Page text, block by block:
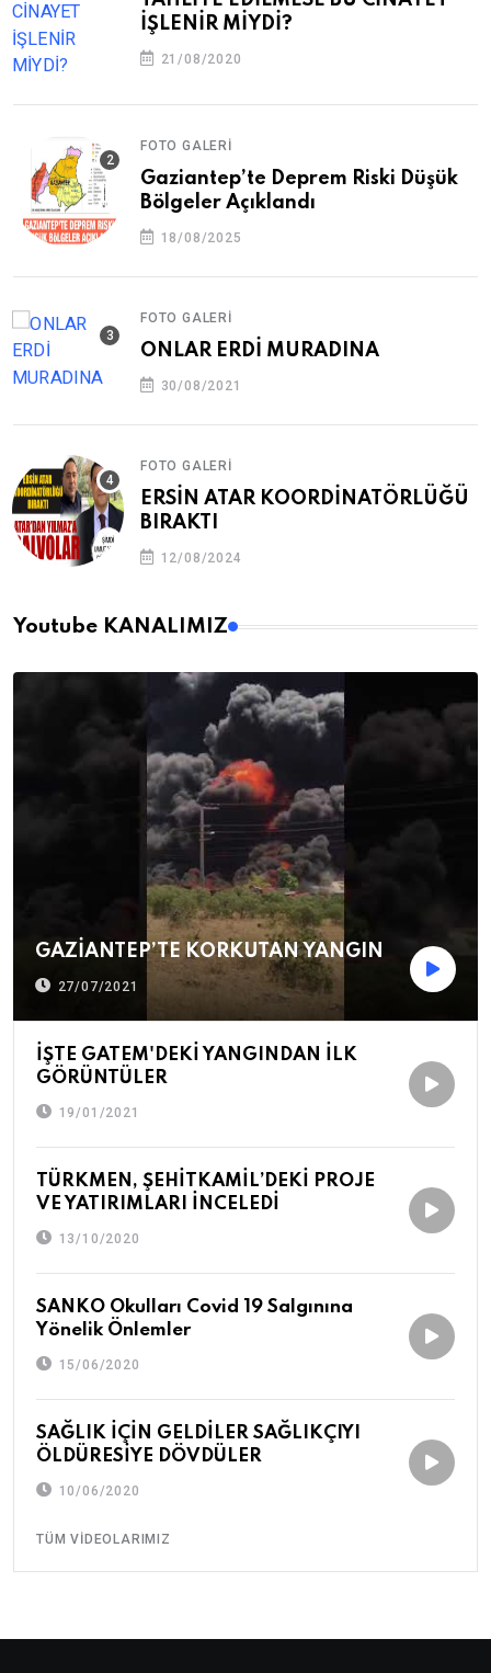
İŞLENİR MİYDİ?
21/08/2020
FOTO GALERI
Gaziantep’te Deprem Riski Düşük
Bölgeler Açıklandı
18/08/2025
FOTO GALERI
ONLAR ERDİ MURADINA
30/08/2021
FOTO GALERI
ERSİN ATAR KOORDİNATÖRLÜĞÜ
BIRAKTI
12/08/2024
Youtube KANALIMIZ
GAZİANTEP’TE KORKUTAN YANGIN
27/07/2021
İŞTE GATEM'DEKİ YANGINDAN İLK
GÖRÜNTÜLER
19/01/2021
TÜRKMEN, ŞEHİTKAMİL’DEKİ PROJE
VE YATIRIMLARI İNCELEDİ
13/10/2020
SANKO Okulları Covid 19 Salgınına
Yönelik Önlemler
15/06/2020
SAĞLIK İÇİN GELDİLER SAĞLIKÇIYI
ÖLDÜRESİYE DÖVDÜLER
10/06/2020
TÜM VIDEOLARIMIZ